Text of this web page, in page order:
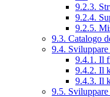
9.2.3.
9.2.4.
9.2.5.
9.3. Catalogo
9.4.
9.4.1. Il
9.4.2. Il
9.4.3. Il
9.5.